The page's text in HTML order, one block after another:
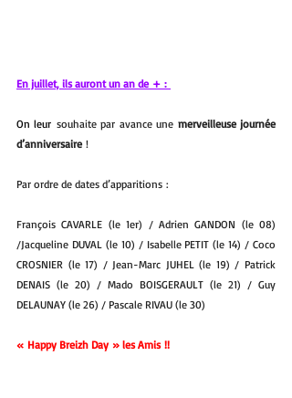
En juillet, ils auront un an de + :
On leur souhaite par avance une merveilleuse journée
d’anniversaire !
Par ordre de dates d’apparitions :
François CAVARLE (le 1er) / Adrien GANDON (le 08)
/Jacqueline DUVAL (le 10) / Isabelle PETIT (le 14) / Coco
CROSNIER (le 17) / Jean-Marc JUHEL (le 19) / Patrick
DENAIS (le 20) / Mado BOISGERAULT (le 21) / Guy
DELAUNAY (le 26) / Pascale RIVAU (le 30)
« Happy Breizh Day » les Amis !!